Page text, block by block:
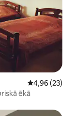
Vidējais
4,96 (23)
ēkā